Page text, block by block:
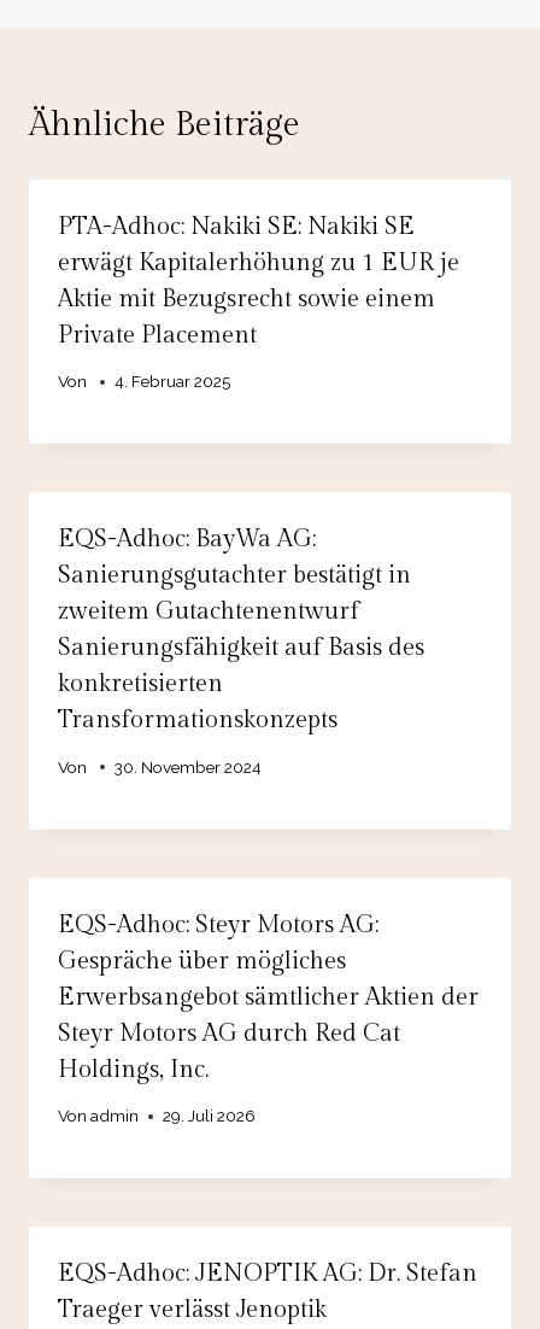
Ähnliche Beiträge
PTA-Adhoc: Nakiki SE: Nakiki SE
erwägt Kapitalerhöhung zu 1 EUR je
Aktie mit Bezugsrecht sowie einem
Private Placement
Von 4. Februar 2025
EQS-Adhoc: BayWa AG:
Sanierungsgutachter bestätigt in
zweitem Gutachtenentwurf
Sanierungsfähigkeit auf Basis des
konkretisierten
Transformationskonzepts
Von 30. November 2024
EQS-Adhoc: Steyr Motors AG:
Gespräche über mögliches
Erwerbsangebot sämtlicher Aktien der
Steyr Motors AG durch Red Cat
Holdings, Inc.
Von admin 29. Juli 2026
EQS-Adhoc: JENOPTIK AG: Dr. Stefan
Traeger verlässt Jenoptik